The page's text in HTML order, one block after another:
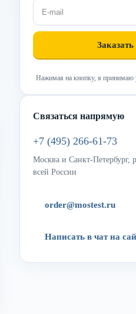
Нажимая на кнопку, я принимаю
Связаться напрямую
+7 (495) 266-61-73
Москва и Санкт-Петербург,
всей России
order@mostest.ru
Написать в чат на